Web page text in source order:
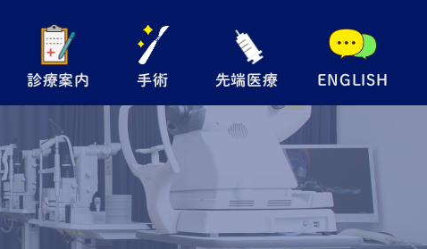
診療案内
小児眼科
手術
アレルギー検査
手術
手術内容について
翼状片手術
眼瞼下垂手術
硝子体注射
先端医療
自由診療
メディカルサプリ
ENGLISH